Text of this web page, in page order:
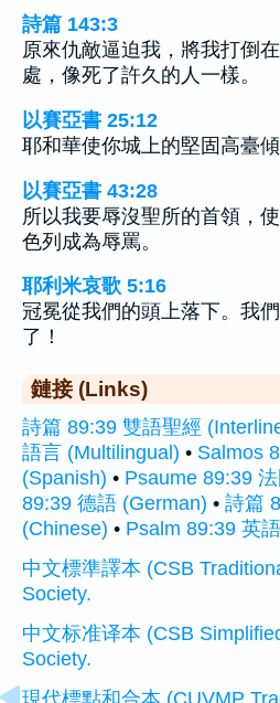
詩篇 143:3
原來仇敵逼迫我，將我打倒
處，像死了許久的人一樣。
以賽亞書 25:12
耶和華使你城上的堅固高臺
以賽亞書 43:28
所以我要辱沒聖所的首領，
色列成為辱罵。
耶利米哀歌 5:16
冠冕從我們的頭上落下。我
了！
鏈接 (Links)
詩篇 89:39 雙語聖經
語言 (Multilingual) • Salmos
(Spanish) • Psaume 89:39
89:39 德語 (German) • 詩篇
(Chinese) • Psalm 89:39 英
中文標準譯本 (CSB
Society.
中文标准译本 (CSB
Society.